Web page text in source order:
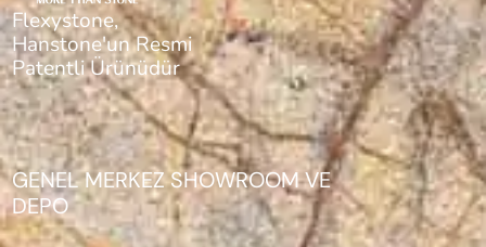
Flexystone,
Hanstone'un Resmi
Patentli Ürünüdür
GENEL MERKEZ SHOWROOM VE
DEPO